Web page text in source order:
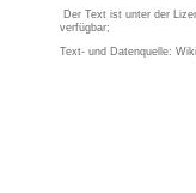
Der Text ist unter der
verfügbar;
Text- und Datenquelle: